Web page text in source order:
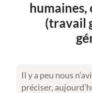
humaines,
(travail
Il y a peu nous
préciser,